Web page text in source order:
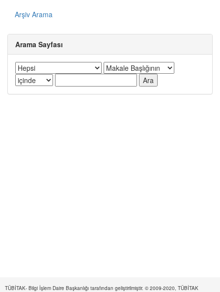
Arşiv Arama
Arama Sayfası
TÜBİTAK- Bilgi İşlem Daire Başkanlığı tarafından geliştirilmiştir. © 2009-2020, TÜBİTAK